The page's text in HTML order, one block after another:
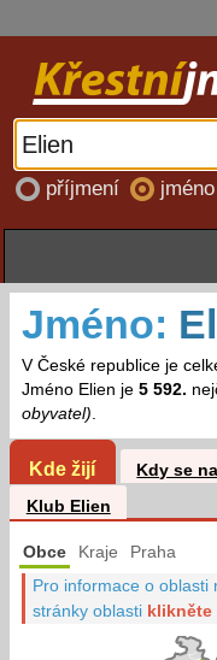
příjmení jméno
Jméno:
V České republice je
Jméno Elien je 5 592.
obyvatel).
Kde žijí Kdy se
Klub Elien
Obce Kraje Praha
Pro informace o oblasti
stránky oblasti klikněte